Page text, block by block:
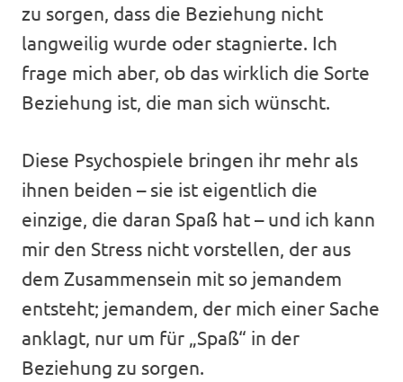
zu sorgen, dass die Beziehung nicht
langweilig wurde oder stagnierte. Ich
frage mich aber, ob das wirklich die Sorte
Beziehung ist, die man sich wünscht.
Diese Psychospiele bringen ihr mehr als
ihnen beiden – sie ist eigentlich die
einzige, die daran Spaß hat – und ich kann
mir den Stress nicht vorstellen, der aus
dem Zusammensein mit so jemandem
entsteht; jemandem, der mich einer Sache
anklagt, nur um für „Spaß“ in der
Beziehung zu sorgen.